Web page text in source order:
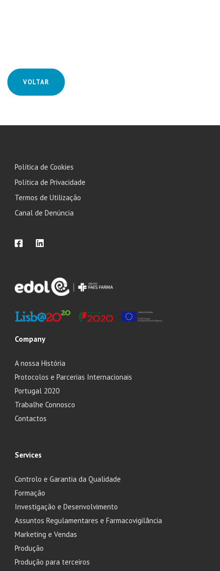
VOLTAR
Política de Cookies
Política de Privacidade
Termos de Utilização
Canal de Denúncia
Company
A nossa História
Protocolos e Parcerias Internacionais
Portugal 2020
Trabalhe Connosco
Contactos
Services
Controlo e Garantia da Qualidade
Formação
Investigação e Desenvolvimento
Assuntos Regulamentares e Farmacovigilância
Marketing e Vendas
Produção
Produção para terceiros